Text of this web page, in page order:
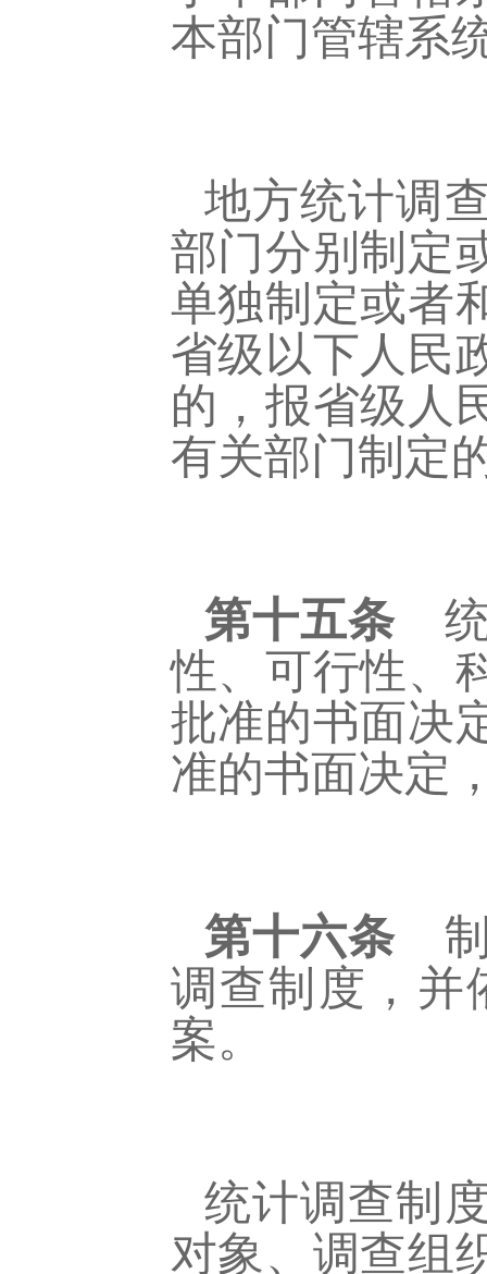
本部门管辖系
地方统计调
部门分别制定
单独制定或者
省级以下人民
的，报省级人
有关部门制定
第十五条 统
性、可行性、
批准的书面决
准的书面决定
第十六条 制
调查制度，并
案。
统计调查制
对象、调查组